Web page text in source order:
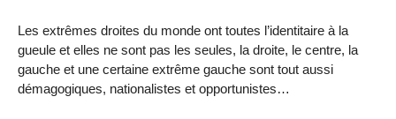
Les extrêmes droites du monde ont toutes l’identitaire à la
gueule et elles ne sont pas les seules, la droite, le centre, la
gauche et une certaine extrême gauche sont tout aussi
démagogiques, nationalistes et opportunistes…